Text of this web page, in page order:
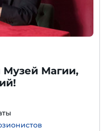
Музей Магии,